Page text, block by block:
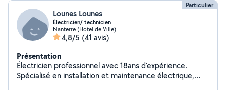
Particulier
Lounes Lounes
Électricien/ technicien
Nanterre (Hotel de Ville)
4,8/5 (41 avis)
Présentation
Électricien professionnel avec 18ans d'expérience.
Spécialisé en installation et maintenance électrique,